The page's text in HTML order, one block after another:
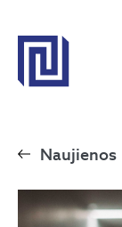
Naujienos